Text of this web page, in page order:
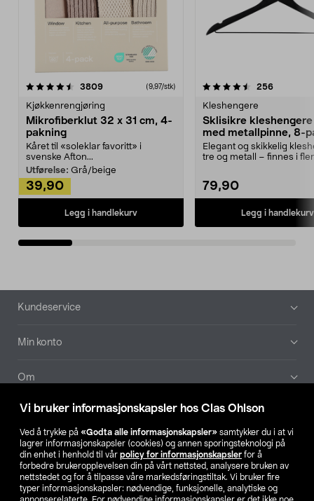
Vi bruker informasjonskapsler hos Clas Ohlson
Ved å trykke på «Godta alle informasjonskapsler» samtykker du i at vi
lagrer informasjonskapsler (cookies) og annen sporingsteknologi på
din enhet i henhold til vår policy for informasjonskapsler for å
forbedre brukeropplevelsen din på vårt nettsted, analysere bruken av
nettstedet og for å tilpasse våre markedsføringstiltak. Vi bruker fire
typer informasjonskapsler: nødvendige, funksjonelle, analytiske og
3809anmeldelser(9,97/stk)
Kjøkkenrengjøring
Mikrofiberklut 32 x 31 cm, 4-
pakning
Kåret til «soleklar favoritt» i
svenske Afton...
Utførelse: Grå/beige
39,90
Legg i handlekurv
4.5av 5 stjerner 256
Kleshengere
Sklisikre
med metallpinne, 8-
Elegant og skikkelig
tre og metall – finnes i
79,90
Legg i handlekurv
4.5av 5 stjerner
Bunntekst
Kundeservice
Min konto
Om
Aktuelt
Våre selskaper
Finn din butikk